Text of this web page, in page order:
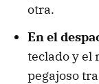
otra.
En el
teclado y
pegajoso